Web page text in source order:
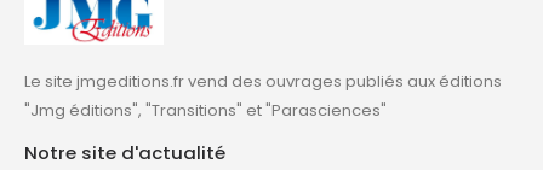
Le site jmgeditions.fr vend des ouvrages publiés aux éditions
"Jmg éditions", "Transitions" et "Parasciences"
Notre site d'actualité